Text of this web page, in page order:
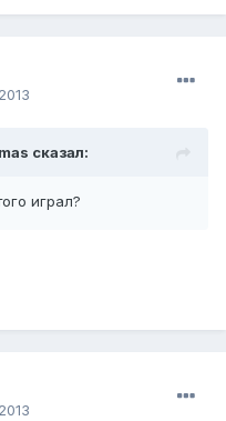
сказал:
играл?